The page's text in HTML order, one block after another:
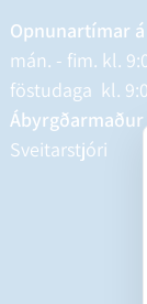
Opnunartímar
mán. - fim. kl.
föstudaga kl.
Sveitarstjóri